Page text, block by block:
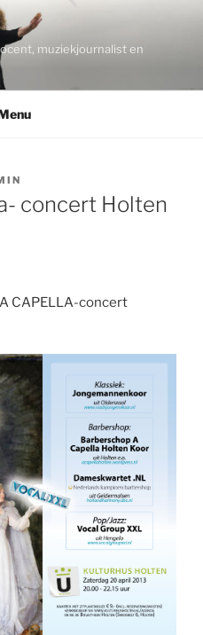
muziekjournalist en
concert Holten
CAPELLA-concert